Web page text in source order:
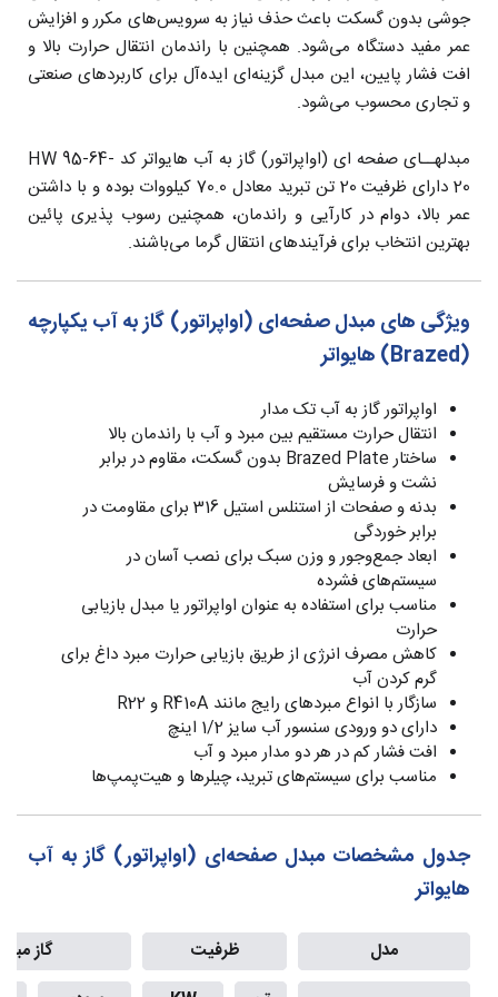
جوشی بدون گسکت باعث حذف نیاز به سرویس‌های مکرر و افزایش
عمر مفید دستگاه می‌شود. همچنین با راندمان انتقال حرارت بالا و
افت فشار پایین، این مبدل گزینه‌ای ایده‌آل برای کاربردهای صنعتی
و تجاری محسوب می‌شود.
مبدلهــای صفحه ای (اواپراتور) گاز به آب هایواتر کد HW 95-64-
20 دارای ظرفیت 20 تن تبرید معادل 70.0 کیلووات بوده و با داشتن
عمر بالا، دوام در کارآیی و راندمان، همچنین رسوب پذیری پائین
بهترین انتخاب برای فرآیندهای انتقال گرما می‌باشند.
ویژگی های مبدل صفحه‌ای (اواپراتور) گاز به آب یکپارچه
(Brazed) هایواتر
اواپراتور گاز به آب تک مدار
انتقال حرارت مستقیم بین مبرد و آب با راندمان بالا
ساختار Brazed Plate بدون گسکت، مقاوم در برابر
نشت و فرسایش
بدنه و صفحات از استنلس استیل 316 برای مقاومت در
برابر خوردگی
ابعاد جمع‌وجور و وزن سبک برای نصب آسان در
سیستم‌های فشرده
مناسب برای استفاده به عنوان اواپراتور یا مبدل بازیابی
حرارت
کاهش مصرف انرژی از طریق بازیابی حرارت مبرد داغ برای
گرم کردن آب
سازگار با انواع مبردهای رایج مانند R410A و R22
دارای دو ورودی سنسور آب سایز 1/2 اینچ
افت فشار کم در هر دو مدار مبرد و آب
مناسب برای سیستم‌های تبرید، چیلرها و هیت‌پمپ‌ها
جدول مشخصات مبدل صفحه‌ای (اواپراتور) گاز به آب
هایواتر
مدل ظرفیت
گاز مبرد